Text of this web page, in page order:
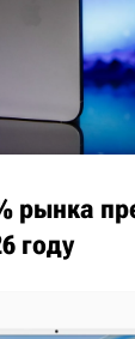
рынка
году